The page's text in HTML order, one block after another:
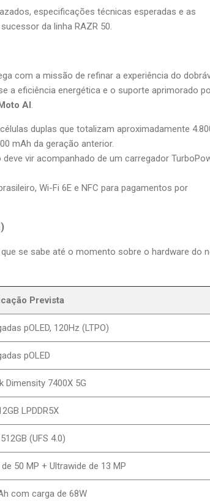
especificações técnicas esperadas e as
da linha RAZR 50.
com a missão de refinar a experiência do
a eficiência energética e o suporte aprimorado
AI.
duplas que totalizam aproximadamente
mAh da geração anterior.
deve vir acompanhado de um carregador
Wi-Fi 6E e NFC para pagamentos por
se sabe até o momento sobre o hardware do
Prevista
pOLED, 120Hz (LTPO)
pOLED
Dimensity 7400X 5G
LPDDR5X
(UFS 4.0)
50 MP + Ultrawide de 13 MP
com carga de 68W